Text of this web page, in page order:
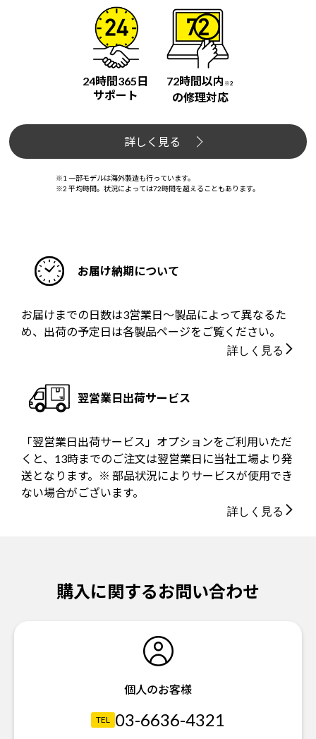
24時間365日
サポート
72時間以内 ※2
の修理対応
詳しく見る
※1 一部モデルは海外製造も行っています。
※2 平均時間。状況によっては72時間を超えることもあります。
お届け納期について
お届けまでの日数は3営業日～製品によって異なるた
め、出荷の予定日は各製品ページをご覧ください。
詳しく見る
翌営業日出荷サービス
「翌営業日出荷サービス」オプションをご利用いただ
くと、13時までのご注文は翌営業日に当社工場より発
送となります。※ 部品状況によりサービスが使用でき
ない場合がございます。
詳しく見る
購入に関するお問い合わせ
個人のお客様
TEL 03-6636-4321